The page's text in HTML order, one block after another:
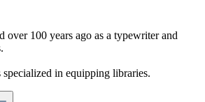
over 100 years ago as a typewriter and
in equipping libraries.